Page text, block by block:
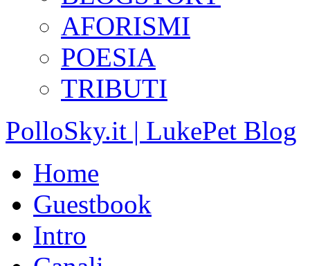
AFORISMI
POESIA
TRIBUTI
PolloSky.it | LukePet Blog
Home
Guestbook
Intro